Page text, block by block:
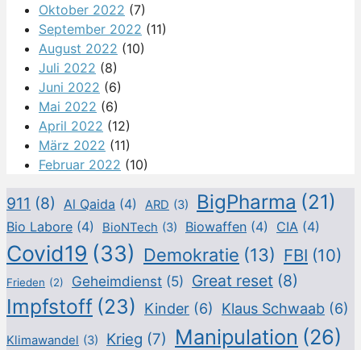
Oktober 2022 (7)
September 2022 (11)
August 2022 (10)
Juli 2022 (8)
Juni 2022 (6)
Mai 2022 (6)
April 2022 (12)
März 2022 (11)
Februar 2022 (10)
911 (8) Al Qaida (4) ARD (3) BigPharma (21)
Bio Labore (4) BioNTech (3) Biowaffen (4) CIA (4)
Covid19 (33) Demokratie (13) FBI (10)
Frieden (2) Geheimdienst (5) Great reset (8)
Impfstoff (23) Kinder (6) Klaus Schwaab (6)
Klimawandel (3) Krieg (7) Manipulation (26)